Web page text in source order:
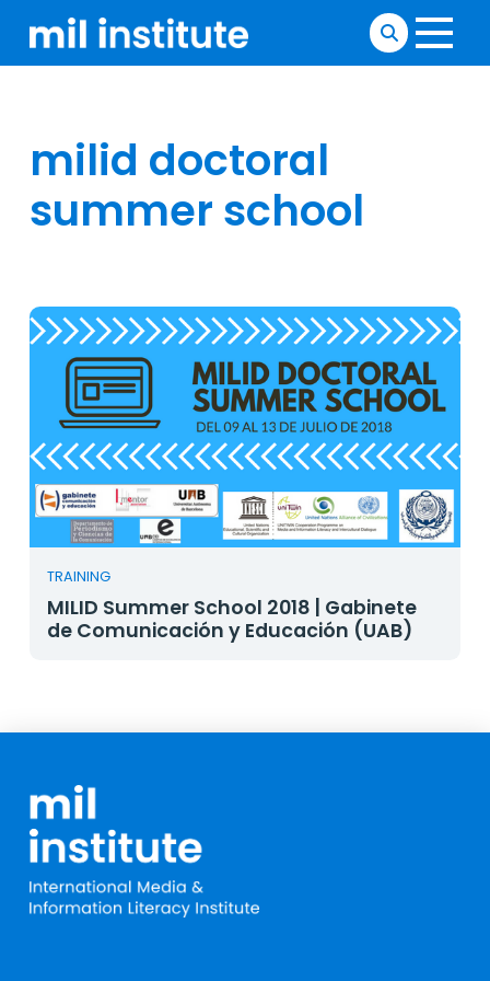
milid doctoral
summer school
TRAINING
MILID Summer School 2018 | Gabinete
de Comunicación y Educación (UAB)